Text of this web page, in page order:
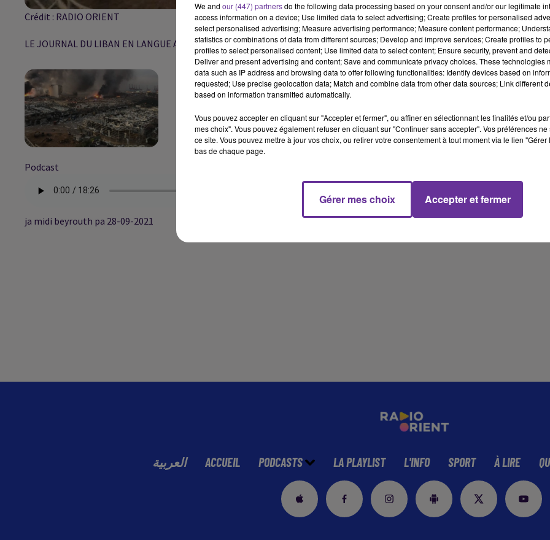
Crédit : RADIO ORIENT
LE JOURNAL DU LIBAN EN LANGUE ARABE DU 28/9/2021
Podcast
ja midi beyrouth pa 28-09-2021
We and our (447) partnersdo the following data processing based on your consent and/or our legitimate
access information on a device; Use limited data to select advertising; Create profiles for personalised
select personalised advertising; Measure advertising performance; Measure content performance;
statistics or combinations of data from different sources; Develop and improve services; Create profiles to
profiles to select personalised content; Use limited data to select content; Ensure security, prevent and
Deliver and present advertising and content; Save and communicate privacy choices. These technologies
data such as IP address and browsing data to offer following functionalities: Identify devices based on
requested; Use precise geolocation data; Match and combine data from other data sources; Link different
based on information transmitted automatically.
Vous pouvez accepter en cliquant sur "Accepter et fermer", ou affiner en sélectionnant les finalités et/ou
mes choix". Vous pouvez également refuser en cliquant sur "Continuer sans accepter". Vos préférences
ce site. Vous pouvez mettre à jour vos choix, ou retirer votre consentement à tout moment via le lien
bas de chaque page.
Gérer mes choix Accepter et fermer